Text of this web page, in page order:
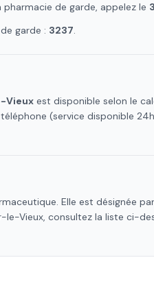
de garde, appelez le
garde : 3237.
Vieux est disponible selon le
(service disponible
Elle est désignée
le-Vieux, consultez la liste ci-